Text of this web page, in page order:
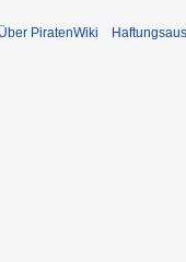
Über PiratenWiki